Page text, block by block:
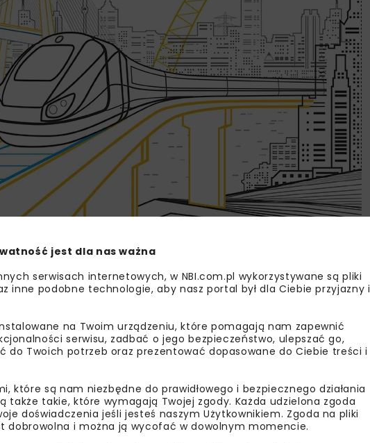
ABM MOSTY EPSTAL GEOBRUGG LHOIST
LOTOS ASFALT MASTER BUILDERS NOE
PORR RADPOL SAINT-GOBAIN PAM
jest dla nas ważna
serwisach internetowych, w NBI.com.pl wykorzystywane są pliki
inne podobne technologie, aby nasz portal był dla Ciebie przyjazny i
na Twoim urządzeniu, które pomagają nam zapewnić
serwisu, zadbać o jego bezpieczeństwo, ulepszać go,
do Twoich potrzeb oraz prezentować dopasowane do Ciebie treści i
które są nam niezbędne do prawidłowego i bezpiecznego działania
także takie, które wymagają Twojej zgody. Każda udzielona zgoda
doświadczenia jeśli jesteś naszym Użytkownikiem. Zgoda na pliki
dobrowolna i można ją wycofać w dowolnym momencie.